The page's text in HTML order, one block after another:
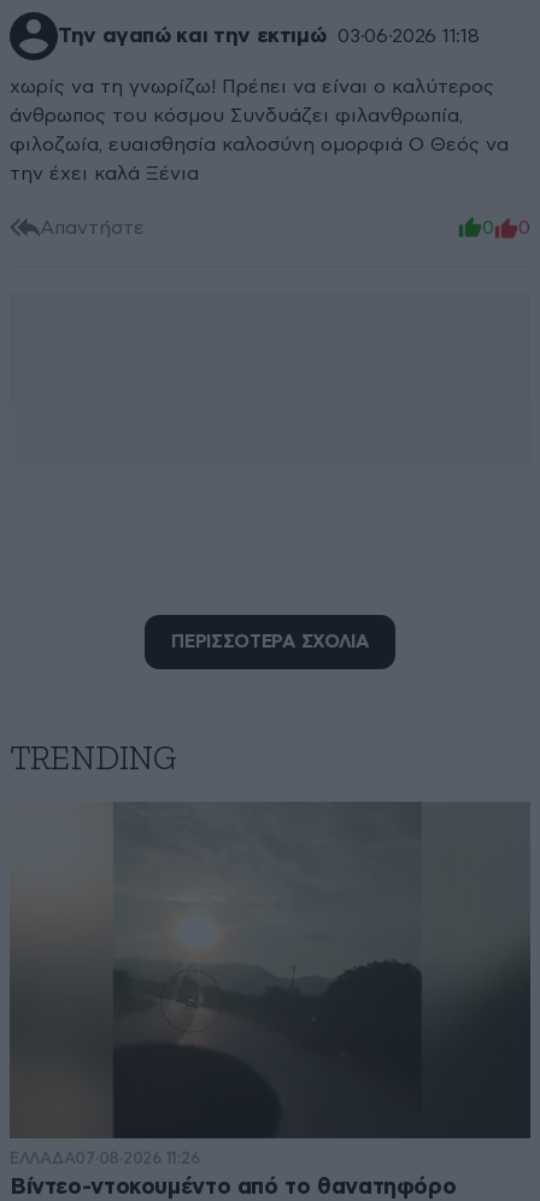
Την αγαπώ και την εκτιμώ 03·06·2026 11:18
χωρίς να τη γνωρίζω! Πρέπει να είναι ο καλύτερος
άνθρωπος του κόσμου Συνδυάζει φιλανθρωπία,
φιλοζωία, ευαισθησία καλοσύνη ομορφιά Ο Θεός να
την έχει καλά Ξένια
Απαντήστε 0 0
Συγχαρητήρια να,εισαι πάντα καλά και ευλογημένη.
Απαντήστε
Για μια νέα γυναίκα, επιστημονα και επιτυχημένη, η
οποία πρωτοπορεί στη φιλανθρωπία, δίχως να
ΠΕΡΙΣΣΟΤΕΡΑ ΣΧΟΛΙΑ
TRENDING
ΕΛΛΑΔΑ07·08·2026 11:26
Βίντεο-ντοκουμέντο από το θανατηφόρο